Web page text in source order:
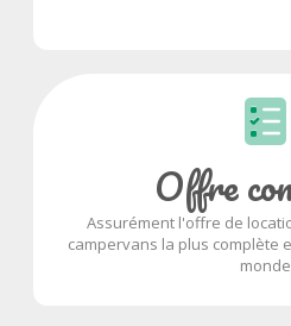
Offre
Assurément l'offre de
campervans la plus complète
monde